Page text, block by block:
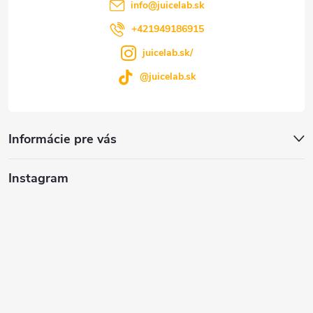
s
u
Informácie pre vás
info@juicelab.sk
+421949186915
juicelab.sk/
@juicelab.sk
Instagram